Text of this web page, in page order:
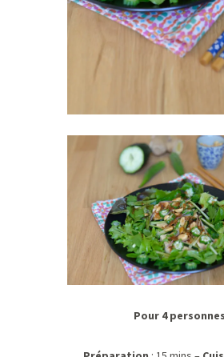
Pour 4 personnes